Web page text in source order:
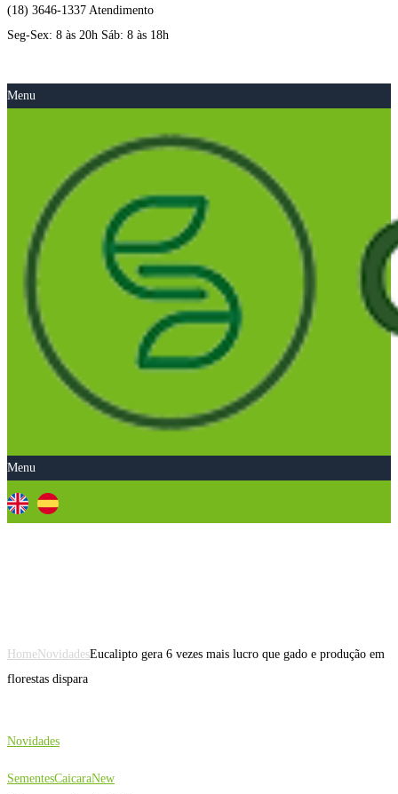
(18) 3646-1337 Atendimento
Seg-Sex: 8 às 20h Sáb: 8 às 18h
Menu
Menu
HomeNovidadesEucalipto gera 6 vezes mais lucro que gado e produção em
florestas dispara
Novidades
SementesCaicaraNew